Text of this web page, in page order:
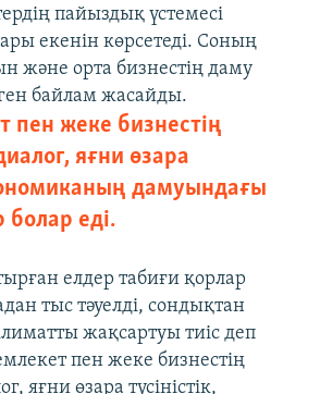
пайыздық үстемесі
екенін көрсетеді. Соның
және орта бизнестің даму
байлам жасайды.
пен жеке бизнестің
яғни өзара
дамуындағы
болар еді.
елдер табиғи қорлар
тыс тәуелді, сондықтан
жақсартуы тиіс деп
пен жеке бизнестің
яғни өзара түсіністік,